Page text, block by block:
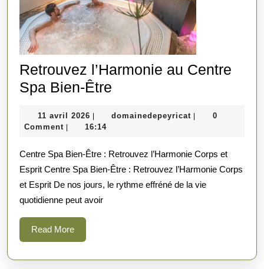
Retrouvez l’Harmonie au Centre
Spa Bien-Être
au
Spa
Bien-
Être
11 avril 2026 11
avril
domainedepeyricat
0
Comment
16:14
Centre Spa Bien-Être : Retrouvez l’Harmonie Corps et
Esprit Centre Spa Bien-Être : Retrouvez l’Harmonie Corps
et Esprit De nos jours, le rythme effréné de la vie
quotidienne peut avoir
Read MoreRead
More